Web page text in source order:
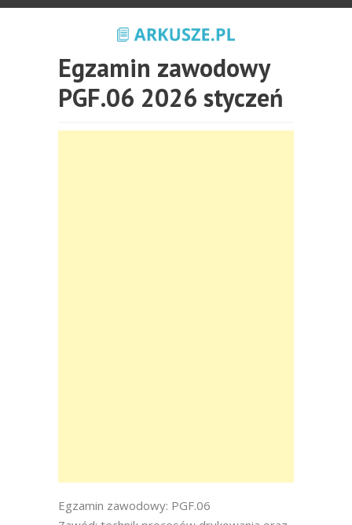
Egzamin zawodowy
PGF.06 2026 styczeń
Egzamin zawodowy: PGF.06